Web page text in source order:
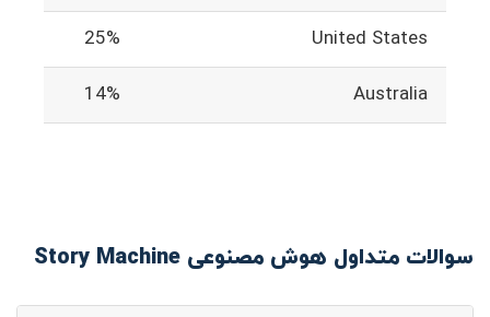
United States
25%
Australia
14%
سوالات متداول هوش مصنوعی Story Machine